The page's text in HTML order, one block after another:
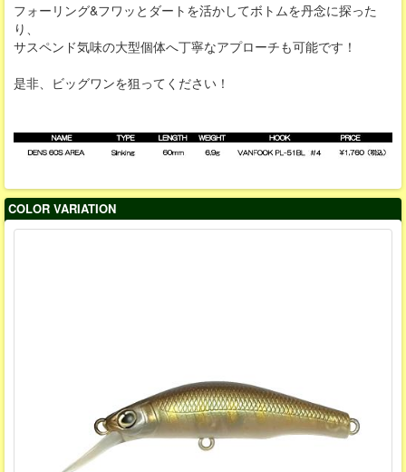
フォーリング&フワッとダートを活かしてボトムを丹念に探った
り、
サスペンド気味の大型個体へ丁寧なアプローチも可能です！
是非、ビッグワンを狙ってください！
COLOR VARIATION